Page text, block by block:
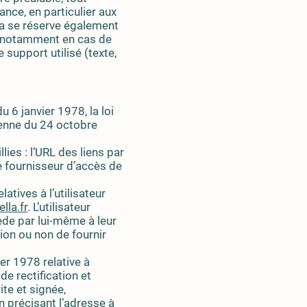
en particulier aux
se réserve également
en cas de
support utilisé (texte,
6 janvier 1978, la loi
du 24 octobre
: l’URL des liens par
fournisseur d’accès de
à l’utilisateur
. L’utilisateur
par lui-même à leur
ou non de fournir
1978 relative à
rectification et
et signée,
précisant l’adresse à